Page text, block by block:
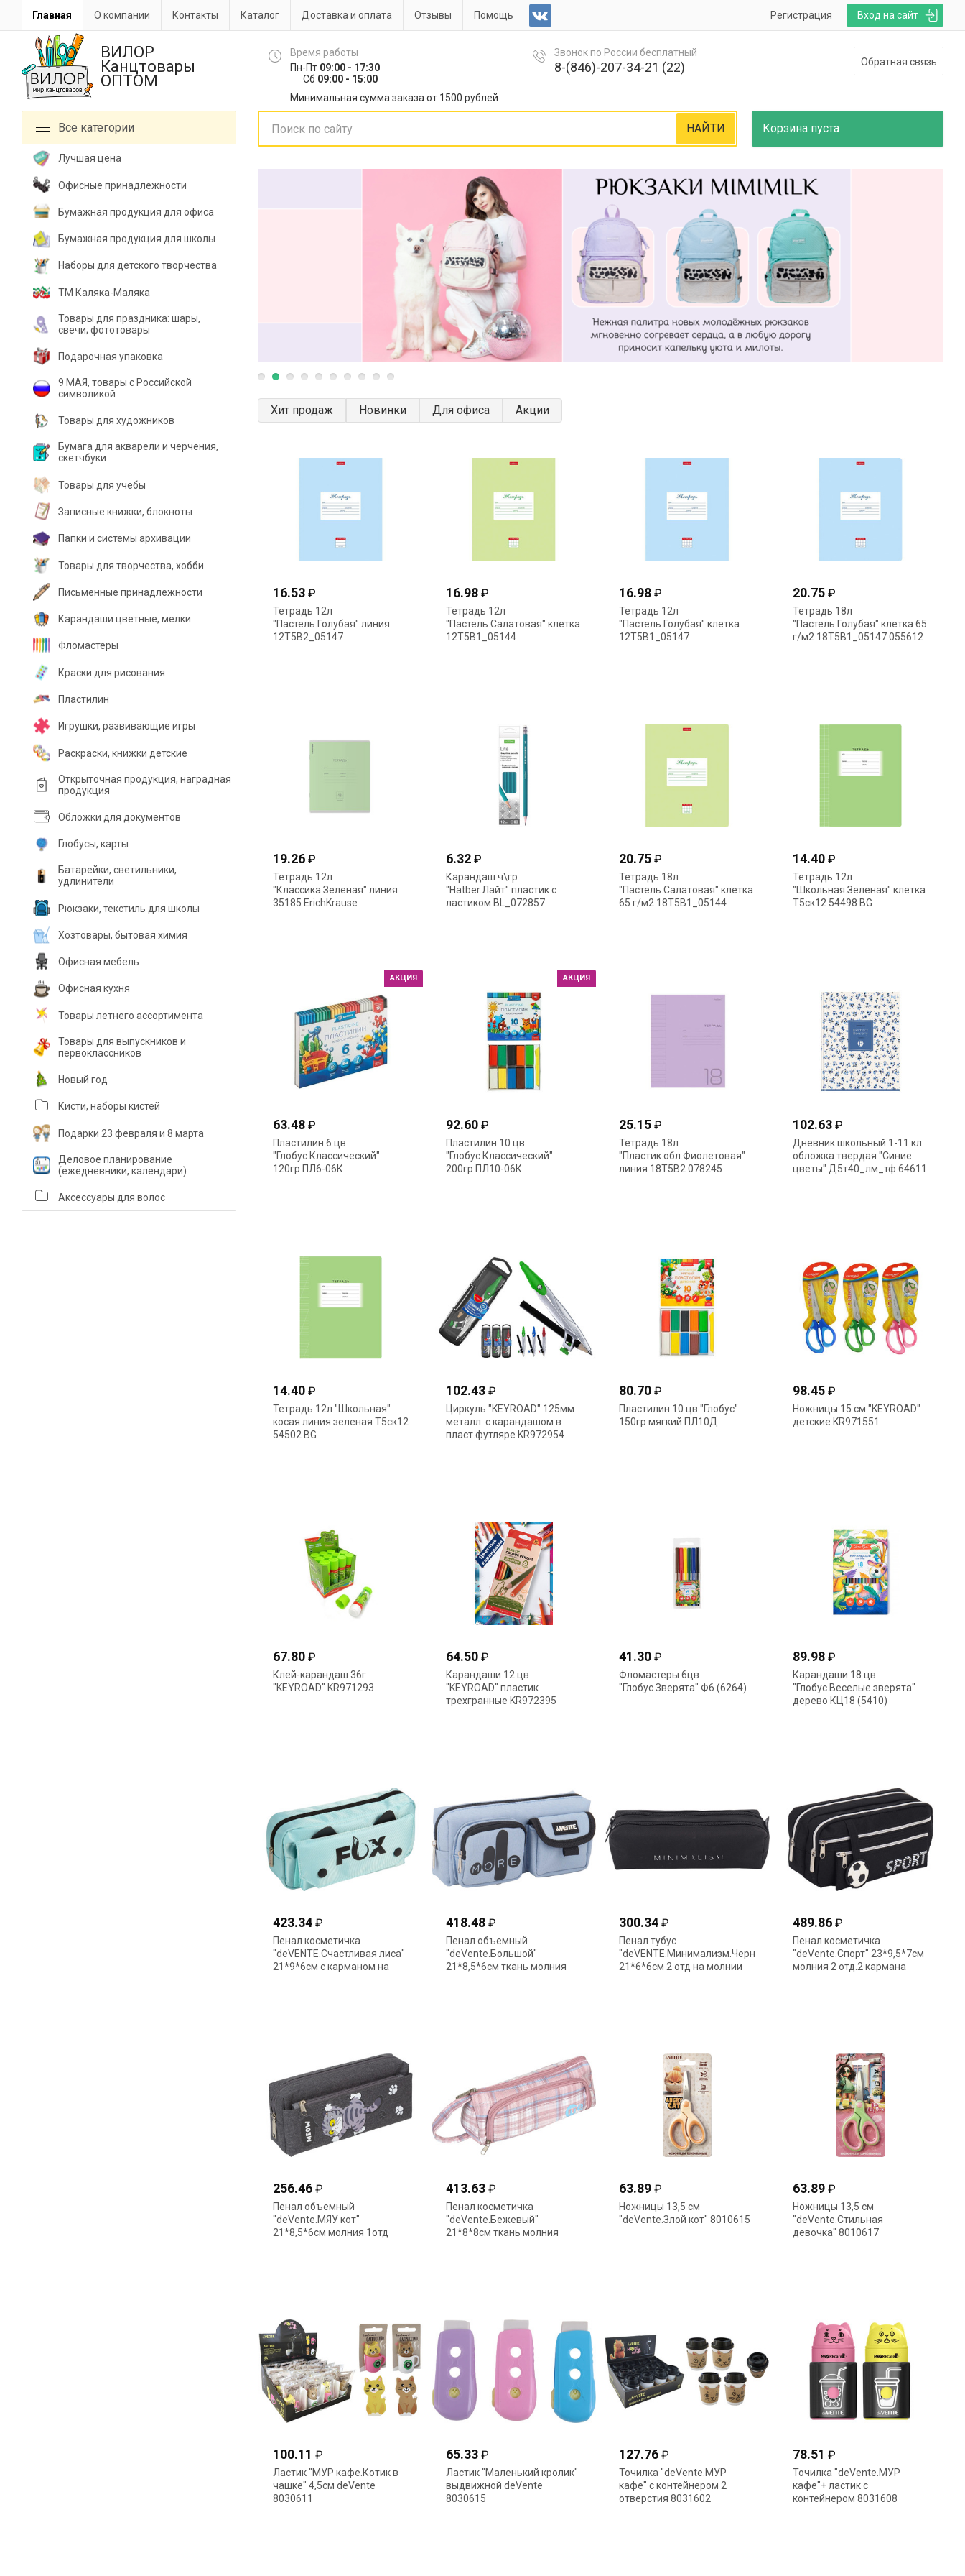
Вход на сайт
Регистрация
Главная О компании Контакты Каталог Доставка и оплата Отзывы Помощь
ВИЛОР
Канцтовары
ОПТОМ
Время работы
Пн-Пт 09:00 - 17:30
Сб 09:00 - 15:00
Минимальная сумма заказа от 1500 рублей
Звонок по России бесплатный
8-(846)-207-34-21 (22) Обратная связь
Все категории
Лучшая цена
Офисные принадлежности
Бумажная продукция для офиса
Бумажная продукция для школы
Наборы для детского творчества
ТМ Каляка-Маляка
Товары для праздника: шары,
свечи; фототовары
Подарочная упаковка
9 МАЯ, товары с Российской
символикой
Товары для художников
Бумага для акварели и черчения,
скетчбуки
Товары для учебы
Записные книжки, блокноты
Папки и системы архивации
Товары для творчества, хобби
Письменные принадлежности
Карандаши цветные, мелки
Фломастеры
Краски для рисования
Пластилин
Игрушки, развивающие игры
Раскраски, книжки детские
Открыточная продукция, наградная
продукция
Обложки для документов
Глобусы, карты
Батарейки, светильники,
удлинители
Рюкзаки, текстиль для школы
Хозтовары, бытовая химия
Офисная мебель
Офисная кухня
Товары летнего ассортимента
Товары для выпускников и
первоклассников
Новый год
Кисти, наборы кистей
Подарки 23 февраля и 8 марта
Деловое планирование
(ежедневники, календари)
Аксессуары для волос
Корзина пуста
НАЙТИ
Хит продаж Новинки Для офиса Акции
16.53 ₽
Тетрадь 12л
"Пастель.Голубая" линия
12Т5В2_05147
16.98 ₽
Тетрадь 12л
"Пастель.Салатовая" клетка
12Т5В1_05144
16.98₽
Тетрадь 12л
"Пастель.Голубая" клетка
12Т5В1_05147
20.75 ₽
Тетрадь 18л
"Пастель.Голубая" клетка 65
г/м2 18Т5В1_05147 055612
19.26 ₽
Тетрадь 12л
"Классика.Зеленая" линия
35185 ErichKrause
6.32 ₽
Карандаш ч\гр
"Hatber.Лайт" пластик с
ластиком BL_072857
20.75₽
Тетрадь 18л
"Пастель.Салатовая" клетка
65 г/м2 18Т5В1_05144
14.40 ₽
Тетрадь 12л
"Школьная.Зеленая" клетка
Т5ск12 54498 BG
АКЦИЯ
63.48 ₽
Пластилин 6 цв
"Глобус.Классический"
120гр ПЛ6-06К
АКЦИЯ
92.60 ₽
Пластилин 10 цв
"Глобус.Классический"
200гр ПЛ10-06К
25.15₽
Тетрадь 18л
"Пластик.обл.Фиолетовая"
линия 18Т5В2 078245
102.63 ₽
Дневник школьный 1-11 кл
обложка твердая "Синие
цветы" Д5т40_лм_тф 64611
14.40 ₽
Тетрадь 12л "Школьная"
косая линия зеленая Т5ск12
54502 BG
102.43 ₽
Циркуль "KEYROAD" 125мм
металл. с карандашом в
пласт.футляре KR972954
80.70₽
Пластилин 10 цв "Глобус"
150гр мягкий ПЛ10Д
98.45 ₽
Ножницы 15 cм "KEYROAD"
детские KR971551
67.80 ₽
Клей-карандаш 36г
"KEYROAD" KR971293
64.50 ₽
Карандаши 12 цв
"KEYROAD" пластик
трехгранные KR972395
41.30₽
Фломастеры 6цв
"Глобус.Зверята" Ф6 (6264)
89.98 ₽
Карандаши 18 цв
"Глобус.Веселые зверята"
дерево КЦ18 (5410)
423.34 ₽
Пенал косметичка
"deVENTE.Счастливая лиса"
21*9*6см с карманом на
418.48 ₽
Пенал объемный
"deVente.Большой"
21*8,5*6см ткань молния
300.34₽
Пенал тубус
"deVENTE.Минимализм.Черный"
21*6*6см 2 отд на молнии
489.86 ₽
Пенал косметичка
"deVente.Спорт" 23*9,5*7см
молния 2 отд.2 кармана
256.46 ₽
Пенал объемный
"deVente.МЯУ кот"
21*8,5*6см молния 1отд
413.63 ₽
Пенал косметичка
"deVente.Бежевый"
21*8*8см ткань молния
63.89₽
Ножницы 13,5 см
"deVente.Злой кот" 8010615
63.89 ₽
Ножницы 13,5 см
"deVente.Стильная
девочка" 8010617
100.11 ₽
Ластик "МУР кафе.Котик в
чашке" 4,5см deVente
8030611
65.33 ₽
Ластик "Маленький кролик"
выдвижной deVente
8030615
127.76₽
Точилка "deVente.МУР
кафе" с контейнером 2
отверстия 8031602
78.51 ₽
Точилка "deVente.МУР
кафе"+ ластик с
контейнером 8031608